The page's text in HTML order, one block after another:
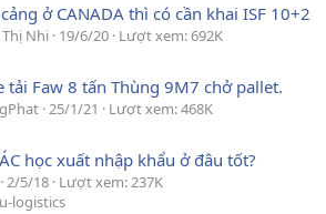
ở CANADA thì có cần khai ISF 10+2
Nhi 19/6/20 Lượt xem: 692K
tải Faw 8 tấn Thùng 9M7 chở pallet.
25/1/21
Lượt xem: 468K
học xuất nhập khẩu ở đâu tốt?
2/5/18 Lượt xem: 237K
logistics